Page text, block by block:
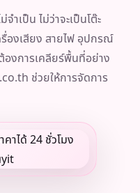
ำเป็น ไม่ว่าจะเป็นโต๊ะ
รื่องเสียง สายไฟ อุปกรณ์
งการเคลียร์พื้นที่อย่าง
ช่วยให้การจัดการ